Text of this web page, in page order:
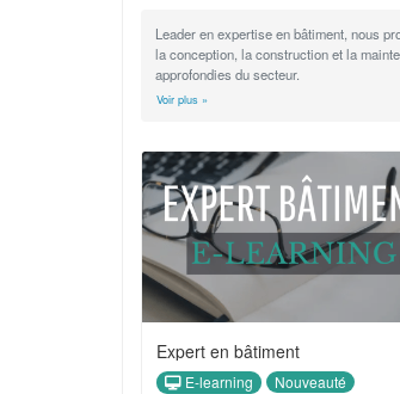
Leader en expertise en bâtiment, nous
la conception, la construction et la
approfondies du secteur.
Voir plus »
Expert en bâtiment
E-learning Nouveauté